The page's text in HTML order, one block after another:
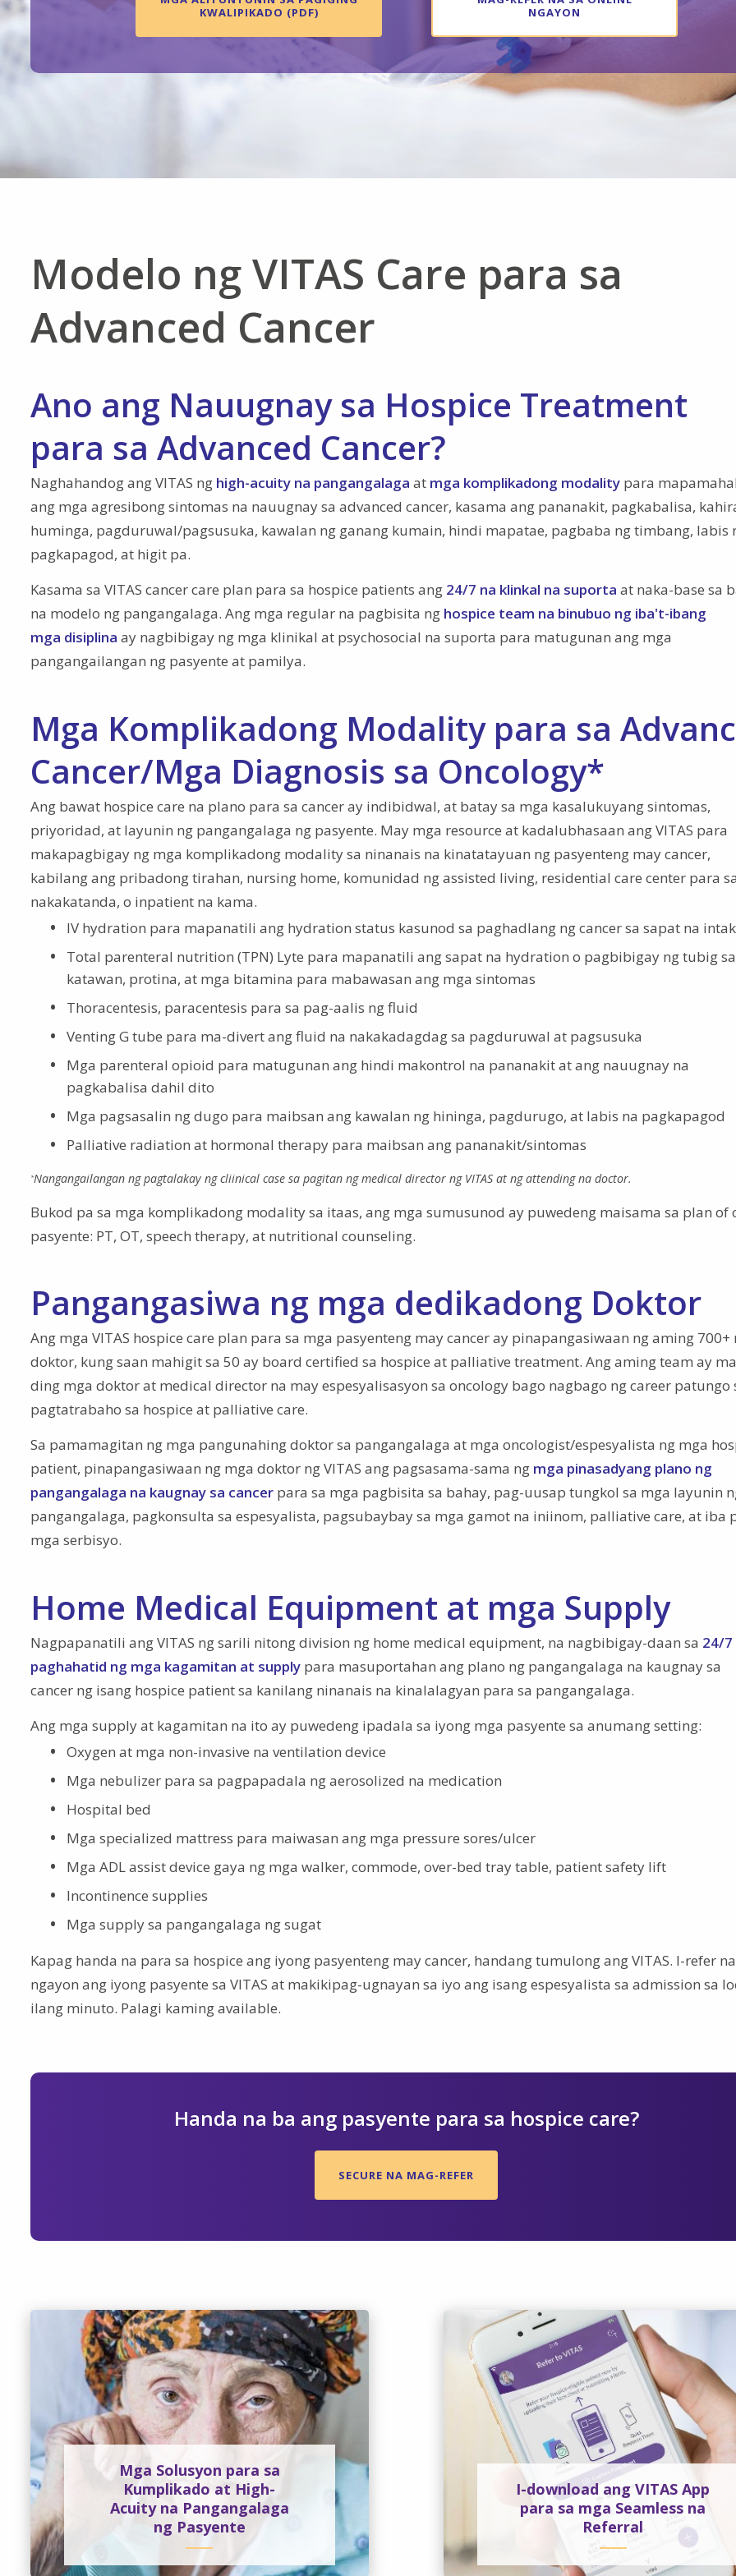
KWALIPIKADO (PDF)
NGAYON
Modelo ng VITAS Care para sa
Advanced Cancer
Ano ang Nauugnay sa Hospice Treatment
para sa Advanced Cancer?
Naghahandog ang VITAS ng high-acuity na pangangalaga at mga komplikadong modality para
ang mga agresibong sintomas na nauugnay sa advanced cancer, kasama ang pananakit, pagkabalisa,
huminga, pagduruwal/pagsusuka, kawalan ng ganang kumain, hindi mapatae, pagbaba ng timbang, labis
pagkapagod, at higit pa.
Kasama sa VITAS cancer care plan para sa hospice patients ang 24/7 na klinkal na suporta at naka-base sa
na modelo ng pangangalaga. Ang mga regular na pagbisita ng hospice team na binubuo ng iba't-ibang
mga disiplina ay nagbibigay ng mga klinikal at psychosocial na suporta para matugunan ang mga
pangangailangan ng pasyente at pamilya.
Mga Komplikadong Modality para sa
Cancer/Mga Diagnosis sa Oncology*
Ang bawat hospice care na plano para sa cancer ay indibidwal, at batay sa mga kasalukuyang sintomas,
priyoridad, at layunin ng pangangalaga ng pasyente. May mga resource at kadalubhasaan ang VITAS para
makapagbigay ng mga komplikadong modality sa ninanais na kinatatayuan ng pasyenteng may cancer,
kabilang ang pribadong tirahan, nursing home, komunidad ng assisted living, residential care center para
nakakatanda, o inpatient na kama.
IV hydration para mapanatili ang hydration status kasunod sa paghadlang ng cancer sa sapat na
Total parenteral nutrition (TPN) Lyte para mapanatili ang sapat na hydration o pagbibigay ng tubig sa
katawan, protina, at mga bitamina para mabawasan ang mga sintomas
Thoracentesis, paracentesis para sa pag-aalis ng fluid
Venting G tube para ma-divert ang fluid na nakakadagdag sa pagduruwal at pagsusuka
Mga parenteral opioid para matugunan ang hindi makontrol na pananakit at ang nauugnay na
pagkabalisa dahil dito
Mga pagsasalin ng dugo para maibsan ang kawalan ng hininga, pagdurugo, at labis na pagkapagod
Palliative radiation at hormonal therapy para maibsan ang pananakit/sintomas
*Nangangailangan ng pagtalakay ng cliinical case sa pagitan ng medical director ng VITAS at ng attending na doctor.
Bukod pa sa mga komplikadong modality sa itaas, ang mga sumusunod ay puwedeng maisama sa plan of
pasyente: PT, OT, speech therapy, at nutritional counseling.
Pangangasiwa ng mga dedikadong Doktor
Ang mga VITAS hospice care plan para sa mga pasyenteng may cancer ay pinapangasiwaan ng aming 700+
doktor, kung saan mahigit sa 50 ay board certified sa hospice at palliative treatment. Ang aming team ay
ding mga doktor at medical director na may espesyalisasyon sa oncology bago nagbago ng career patungo
pagtatrabaho sa hospice at palliative care.
Sa pamamagitan ng mga pangunahing doktor sa pangangalaga at mga oncologist/espesyalista ng mga
patient, pinapangasiwaan ng mga doktor ng VITAS ang pagsasama-sama ng mga pinasadyang plano ng
pangangalaga na kaugnay sa cancer para sa mga pagbisita sa bahay, pag-uusap tungkol sa mga layunin
pangangalaga, pagkonsulta sa espesyalista, pagsubaybay sa mga gamot na iniinom, palliative care, at iba
mga serbisyo.
Home Medical Equipment at mga Supply
Nagpapanatili ang VITAS ng sarili nitong division ng home medical equipment, na nagbibigay-daan sa 24/7
paghahatid ng mga kagamitan at supply para masuportahan ang plano ng pangangalaga na kaugnay sa
cancer ng isang hospice patient sa kanilang ninanais na kinalalagyan para sa pangangalaga.
Ang mga supply at kagamitan na ito ay puwedeng ipadala sa iyong mga pasyente sa anumang setting:
Oxygen at mga non-invasive na ventilation device
Mga nebulizer para sa pagpapadala ng aerosolized na medication
Hospital bed
Mga specialized mattress para maiwasan ang mga pressure sores/ulcer
Mga ADL assist device gaya ng mga walker, commode, over-bed tray table, patient safety lift
Incontinence supplies
Mga supply sa pangangalaga ng sugat
Kapag handa na para sa hospice ang iyong pasyenteng may cancer, handang tumulong ang VITAS. I-refer na
ngayon ang iyong pasyente sa VITAS at makikipag-ugnayan sa iyo ang isang espesyalista sa admission sa
ilang minuto. Palagi kaming available.
Handa na ba ang pasyente para sa hospice care?
SECURE NA MAG-REFER
Mga Solusyon para sa
Kumplikado at High-
Acuity na Pangangalaga
ng Pasyente
I-download ang VITAS App
para sa mga Seamless na
Referral